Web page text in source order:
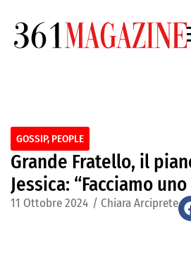
GOSSIP, PEOPLE
Grande Fratello, il
Jessica: “Facciamo
11 Ottobre 2024 / Chiara Arciprete